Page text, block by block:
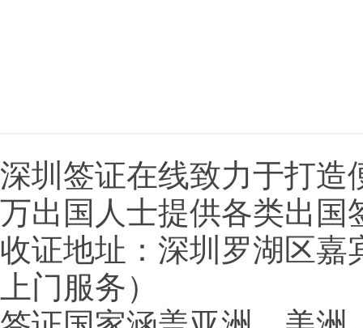
深圳签证在线致力于打造
万出国人士提供各类出国
收证地址：深圳罗湖区
上门服务）